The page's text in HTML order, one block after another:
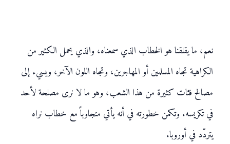
نعم، ما يقلقنا هو الخطاب الذي سمعناه، والذي يحمل الكثير من
الكراهية تجاه المسلمين أو المهاجرين، وتجاه اللون الآخر، ويسيء إلى
مصالح فئات كثيرة من هذا الشعب، وهو ما لا نرى مصلحة لأحد
في تكريسه. وتكمن خطورته في أنه يأتي متجاوباً مع خطاب نراه
يتردّد في أوروبا.